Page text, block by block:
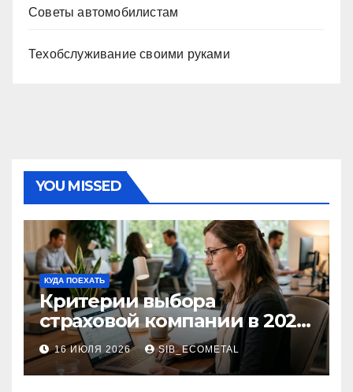
Советы автомобилистам
Техобслуживание своими руками
YOU MISSED
КУДА ПОЕХАТЬ
Критерии выбора
страховой компании в 2026
году: надежность и
реальные отзывы о
выплатах
16 ИЮЛЯ 2026 SIB_ECOMETAL